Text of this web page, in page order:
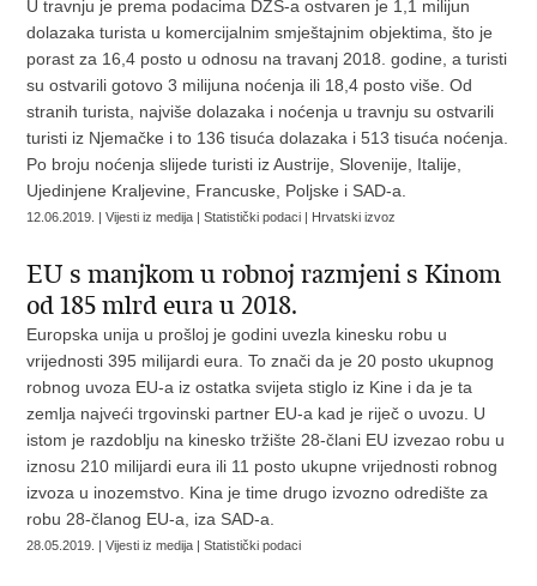
U travnju je prema podacima DZS-a ostvaren je 1,1 milijun
dolazaka turista u komercijalnim smještajnim objektima, što je
porast za 16,4 posto u odnosu na travanj 2018. godine, a turisti
su ostvarili gotovo 3 milijuna noćenja ili 18,4 posto više. Od
stranih turista, najviše dolazaka i noćenja u travnju su ostvarili
turisti iz Njemačke i to 136 tisuća dolazaka i 513 tisuća noćenja.
Po broju noćenja slijede turisti iz Austrije, Slovenije, Italije,
Ujedinjene Kraljevine, Francuske, Poljske i SAD-a.
12.06.2019. | Vijesti iz medija | Statistički podaci | Hrvatski izvoz
EU s manjkom u robnoj razmjeni s Kinom
od 185 mlrd eura u 2018.
Europska unija u prošloj je godini uvezla kinesku robu u
vrijednosti 395 milijardi eura. To znači da je 20 posto ukupnog
robnog uvoza EU-a iz ostatka svijeta stiglo iz Kine i da je ta
zemlja najveći trgovinski partner EU-a kad je riječ o uvozu. U
istom je razdoblju na kinesko tržište 28-člani EU izvezao robu u
iznosu 210 milijardi eura ili 11 posto ukupne vrijednosti robnog
izvoza u inozemstvo. Kina je time drugo izvozno odredište za
robu 28-članog EU-a, iza SAD-a.
28.05.2019. | Vijesti iz medija | Statistički podaci